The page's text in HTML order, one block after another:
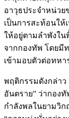
อาวุธประจำหน่วย
เป็นการสะท้อนใ
ให้อยู่ตามลำพังใน
จากกองทัพ โดยมี
เข้ามอบตัวต่อทหา
พฤติกรรมดังกล่า
อันตราย” ว่ากอง
กำลังพลในยามวิ